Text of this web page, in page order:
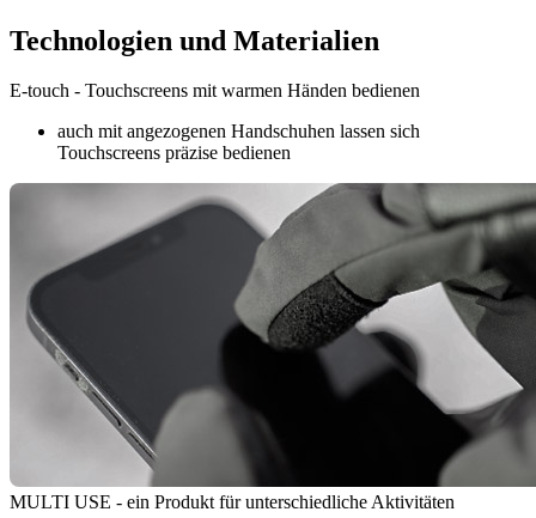
Technologien und Materialien
E-touch - Touchscreens mit warmen Händen bedienen
auch mit angezogenen Handschuhen lassen sich
Touchscreens präzise bedienen
MULTI USE - ein Produkt für unterschiedliche Aktivitäten